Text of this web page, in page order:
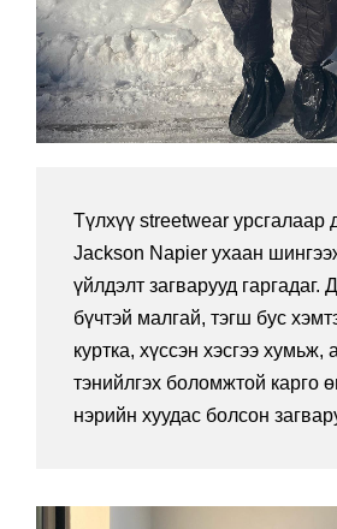
Түлхүү streetwear урсгалаар
Jackson Napier ухаан
үйлдэлт загварууд гаргадаг.
бүчтэй малгай, тэгш бус
куртка, хүссэн хэсгээ хумьж,
тэнийлгэх боломжтой карго
нэрийн хуудас болсон